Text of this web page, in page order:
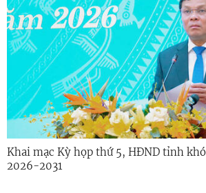
Khai mạc Kỳ họp thứ 5, HĐND tỉnh
2026-2031